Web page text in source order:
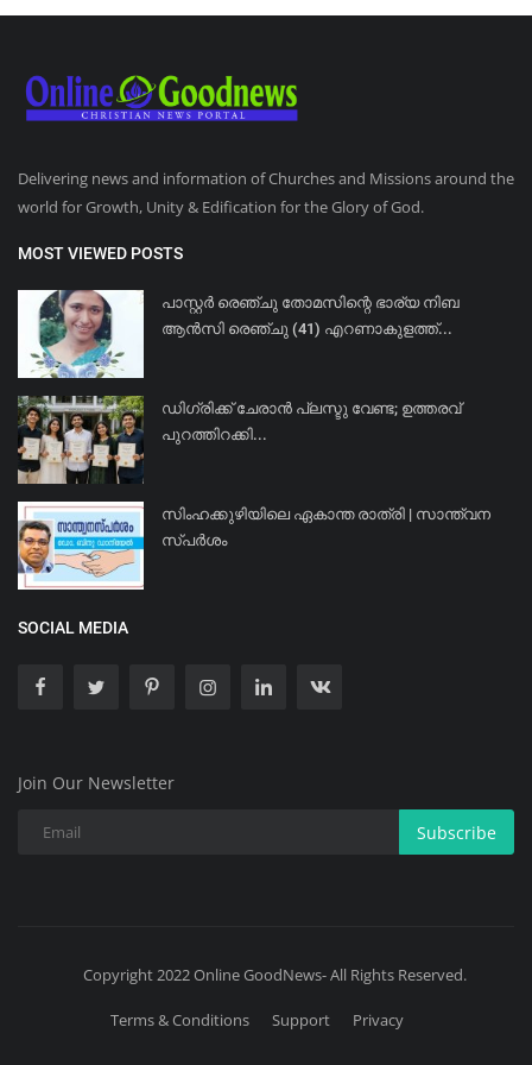
Delivering news and information of Churches and Missions around the
world for Growth, Unity & Edification for the Glory of God.
MOST VIEWED POSTS
പാസ്റ്റർ രെഞ്ചു തോമസിന്റെ ഭാര്യ നിബ
ആൻസി രെഞ്ചു (41) എറണാകുളത്ത്...
ഡിഗ്രിക്ക് ചേരാന്‍ പ്ലസ്ടു വേണ്ട; ഉത്തരവ്
പുറത്തിറക്കി...
സിംഹക്കുഴിയിലെ ഏകാന്ത രാത്രി | സാന്ത്വന
സ്പർശം
SOCIAL MEDIA
Join Our Newsletter
Subscribe
Copyright 2022 Online GoodNews- All Rights Reserved.
Terms & Conditions Support Privacy